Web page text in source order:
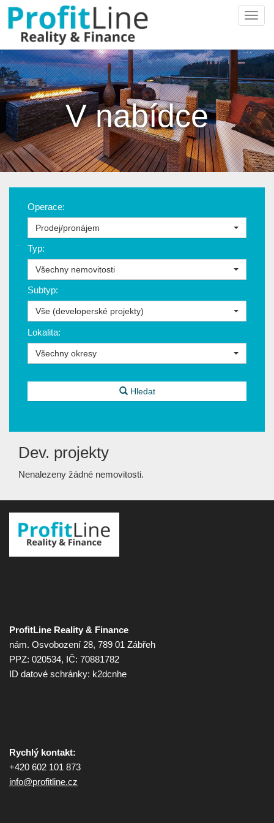
V nabídce
Operace:
Prodej/pronájem
Typ:
Všechny nemovitosti
Subtyp:
Vše (developerské projekty)
Lokalita:
Všechny okresy
Hledat
Dev. projekty
Nenalezeny žádné nemovitosti.
ProfitLine Reality & Finance
nám. Osvobození 28, 789 01 Zábřeh
PPZ: 020534, IČ: 70881782
ID datové schránky: k2dcnhe
Rychlý kontakt:
+420 602 101 873
info@profitline.cz